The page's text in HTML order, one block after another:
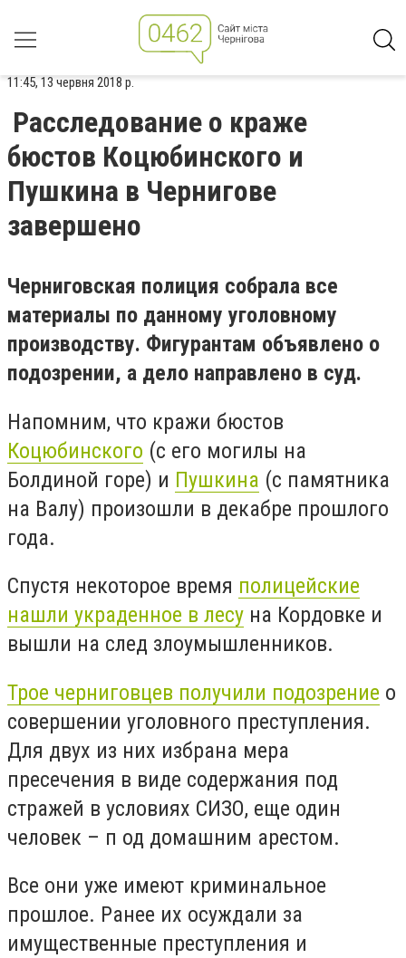
11:45, 13 червня 2018 р.
Расследование о краже
бюстов Коцюбинского и
Пушкина в Чернигове
завершено
Черниговская полиция собрала все
материалы по данному уголовному
производству. Фигурантам объявлено о
подозрении, а дело направлено в суд.
Напомним, что кражи бюстов
Коцюбинского (с его могилы на
Болдиной горе) и Пушкина (с памятника
на Валу) произошли в декабре прошлого
года.
Спустя некоторое время полицейские
нашли украденное в лесу на Кордовке и
вышли на след злоумышленников.
Трое черниговцев получили подозрение о
совершении уголовного преступления.
Для двух из них избрана мера
пресечения в виде содержания под
стражей в условиях СИЗО, еще один
человек – п од домашним арестом.
Все они уже имеют криминальное
прошлое. Ранее их осуждали за
имущественные преступления и